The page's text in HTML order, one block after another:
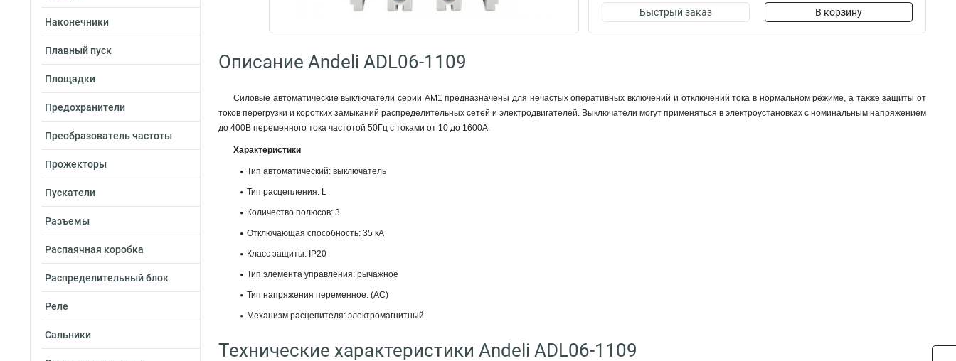
Наконечники
Плавный пуск
Площадки
Предохранители
Преобразователь частоты
Прожекторы
Пускатели
Разъемы
Распаячная коробка
Распределительный блок
Реле
Сальники
Быстрый заказ В корзину
Описание Andeli ADL06-1109
Силовые автоматические выключатели серии AM1 предназначены для нечастых оперативных включений и отключений тока в нормальном режиме, а также защиты от
токов перегрузки и коротких замыканий распределительных сетей и электродвигателей. Выключатели могут применяться в электроустановках с номинальным напряжением
до 400В переменного тока частотой 50Гц с токами от 10 до 1600А.
Характеристики
Тип автоматический: выключатель
Тип расцепления: L
Количество полюсов: 3
Отключающая способность: 35 кА
Класс защиты: IP20
Тип элемента управления: рычажное
Тип напряжения переменное: (AC)
Механизм расцепителя: электромагнитный
Технические характеристики Andeli ADL06-1109